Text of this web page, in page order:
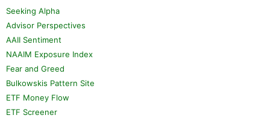
Seeking Alpha
Advisor Perspectives
AAII Sentiment
NAAIM Exposure Index
Fear and Greed
Bulkowskis Pattern Site
ETF Money Flow
ETF Screener